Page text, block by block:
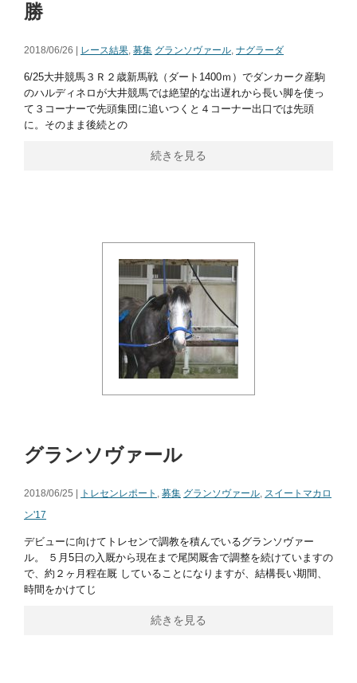
勝
2018/06/26 | レース結果, 募集 グランソヴァール, ナグラーダ
6/25大井競馬３Ｒ２歳新馬戦（ダート1400ｍ）でダンカーク産駒
のハルディネロが大井競馬では絶望的な出遅れから長い脚を使っ
て３コーナーで先頭集団に追いつくと４コーナー出口では先頭
に。そのまま後続との
続きを見る
グランソヴァール
2018/06/25 | トレセンレポート , 募集 グランソヴァール, スイートマカロ
ン'17
デビューに向けてトレセンで調教を積んでいるグランソヴァー
ル。 ５月5日の入厩から現在まで尾関厩舎で調整を続けていますの
で、約２ヶ月程在厩 していることになりますが、結構長い期間、
時間をかけてじ
続きを見る